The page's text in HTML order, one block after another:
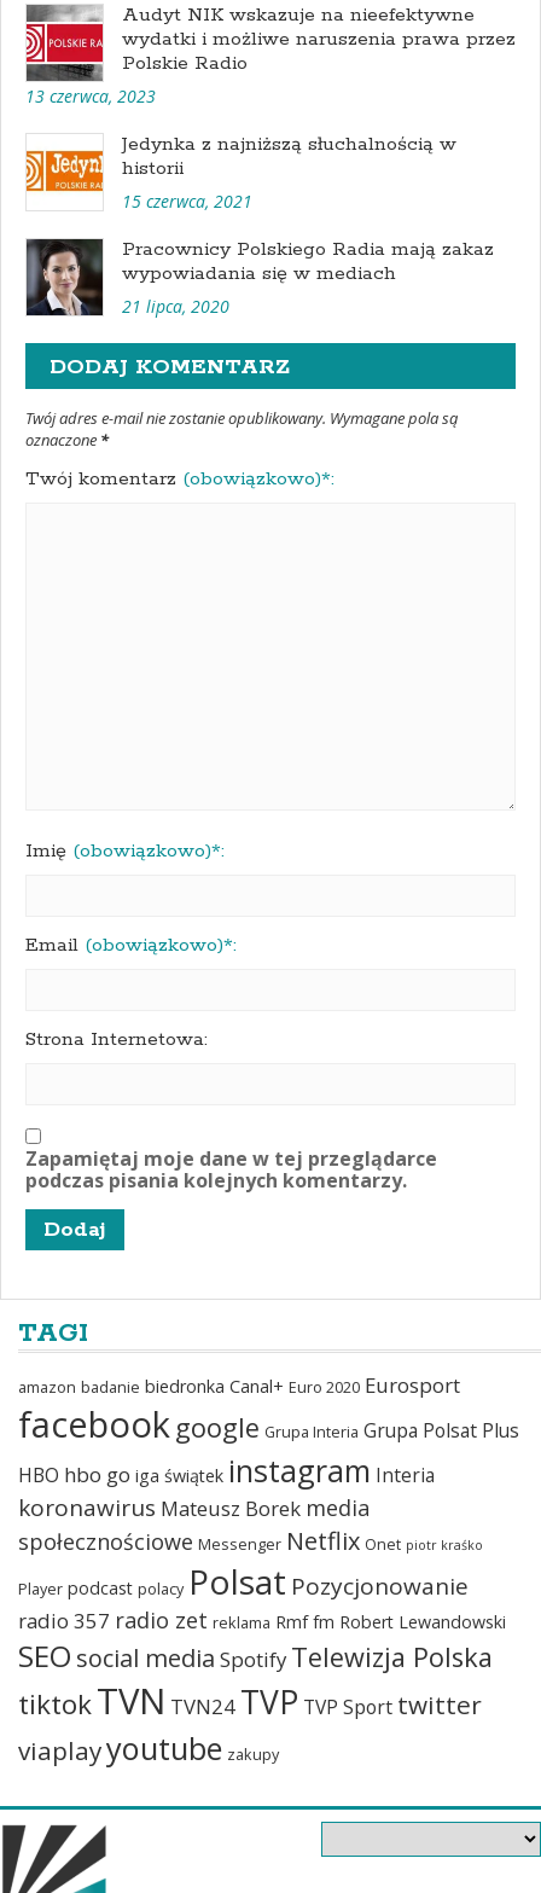
Audyt NIK wskazuje na nieefektywne
wydatki i możliwe naruszenia prawa przez
Polskie Radio
13 czerwca, 2023
Jedynka z najniższą słuchalnością w
historii
15 czerwca, 2021
Pracownicy Polskiego Radia mają zakaz
wypowiadania się w mediach
21 lipca, 2020
DODAJ KOMENTARZ
Twój adres e-mail nie zostanie opublikowany. Wymagane pola są
oznaczone *
Twój komentarz (obowiązkowo)*:
Imię (obowiązkowo)*:
Email (obowiązkowo)*:
Strona Internetowa:
Zapamiętaj moje dane w tej przeglądarce
podczas pisania kolejnych komentarzy.
TAGI
amazon badanie biedronka Canal+ Euro 2020 Eurosport
facebook google Grupa Interia Grupa Polsat Plus
HBO hbo go iga świątek instagram Interia
koronawirus Mateusz Borek media
społecznościowe Messenger Netflix Onet piotr kraśko
Player podcast polacy Polsat Pozycjonowanie
radio 357 radio zet reklama Rmf fm Robert Lewandowski
SEO social media Spotify Telewizja Polska
tiktokTVN TVN24 TVP TVP Sport twitter
viaplayyoutube zakupy